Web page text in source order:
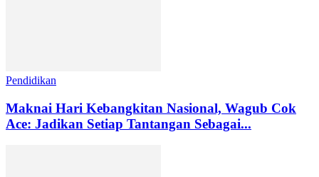
Pendidikan
Maknai Hari Kebangkitan Nasional, Wagub Cok
Ace: Jadikan Setiap Tantangan Sebagai...